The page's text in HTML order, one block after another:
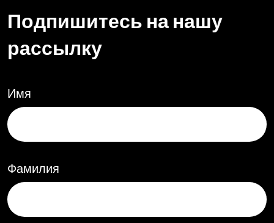
Подпишитесь на нашу
рассылку
Имя
Фамилия